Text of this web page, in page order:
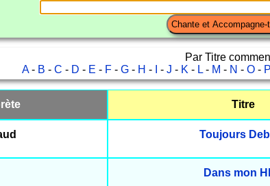
Par Titre
A- B -C - D - E - F -G - H - -J - K - L - M - N -O - P
Titre
Toujours
Dans mon